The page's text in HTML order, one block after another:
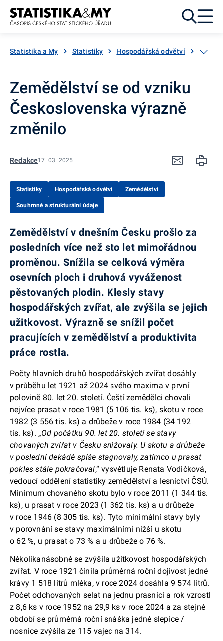
Přejít k obsahu
Statistika a My Statistiky Hospodářská odvětví
Zemědělství se od vzniku
Československa výrazně
změnilo
Redakce17. 03. 2025
Statistiky Hospodářská odvětví Zemědělství
Souhrnné a strukturální údaje
Zemědělství v dnešním Česku prošlo za
posledních více než sto let mimořádnou
proměnou. Snížila se celková výměra
osevních ploch i druhová vyváženost
pěstovaných plodin. Klesly stavy
hospodářských zvířat, ale zvýšila se jejich
užitkovost. Výrazně se snížil počet
pracujících v zemědělství a produktivita
práce rostla.
Počty hlavních druhů hospodářských zvířat dosáhly
v průběhu let 1921 až 2024 svého maxima v první
polovině 80. let 20. století. Čeští zemědělci chovali
nejvíce prasat v roce 1981 (5 106 tis. ks), skotu v roce
1982 (3 556 tis. ks) a drůbeže v roce 1984 (34 192
tis. ks). „Od počátku 90. let 20. století se stavy
chovaných zvířat v Česku snižovaly. U skotu a drůbeže
v poslední dekádě spíše stagnovaly, zatímco u prasat
pokles stále pokračoval,“ vysvětluje Renata Vodičková,
vedoucí oddělení statistiky zemědělství a lesnictví ČSÚ.
Minimum chovaného skotu bylo v roce 2011 (1 344 tis.
ks), u prasat v roce 2023 (1 362 tis. ks) a u drůbeže
v roce 1946 (8 305 tis. ks). Tyto minimální stavy byly
v porovnání se stavy maximálními nižší u skotu
o 62 %, u prasat o 73 % a u drůbeže o 76 %.
Několikanásobně se zvýšila užitkovost hospodářských
zvířat. V roce 1921 činila průměrná roční dojivost jedné
krávy 1 518 litrů mléka, v roce 2024 dosáhla 9 574 litrů.
Počet odchovaných selat na jednu prasnici a rok vzrostl
z 8,6 ks v roce 1952 na 29,9 ks v roce 2024 a za stejné
období se průměrná roční snáška jedné slepice /
nosnice zvýšila ze 115 vajec na 314.